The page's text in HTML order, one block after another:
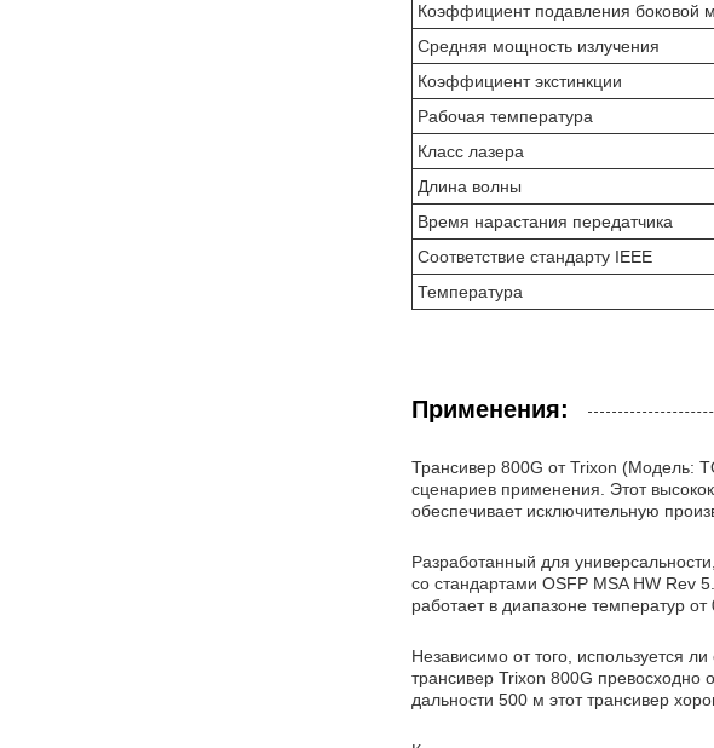
Коэффициент подавления боковой
Средняя мощность излучения
Коэффициент экстинкции
Рабочая температура
Класс лазера
Длина волны
Время нарастания передатчика
Соответствие стандарту IEEE
Температура
Применения:
Трансивер 800G от Trixon (Модель:
сценариев применения. Этот
обеспечивает исключительную
Разработанный для
со стандартами OSFP MSA HW Rev
работает в диапазоне температур
Независимо от того, используется
трансивер Trixon 800G превосходно
дальности 500 м этот трансивер